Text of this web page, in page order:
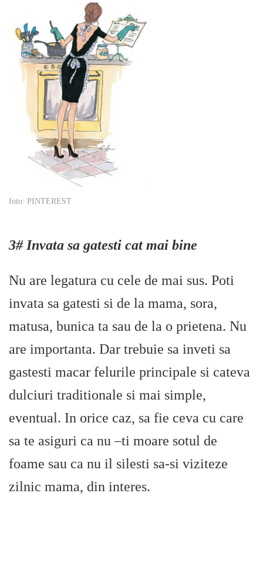
foto: PINTEREST
3# Invata sa gatesti cat mai bine
Nu are legatura cu cele de mai sus. Poti
invata sa gatesti si de la mama, sora,
matusa, bunica ta sau de la o prietena. Nu
are importanta. Dar trebuie sa inveti sa
gastesti macar felurile principale si cateva
dulciuri traditionale si mai simple,
eventual. In orice caz, sa fie ceva cu care
sa te asiguri ca nu –ti moare sotul de
foame sau ca nu il silesti sa-si viziteze
zilnic mama, din interes.